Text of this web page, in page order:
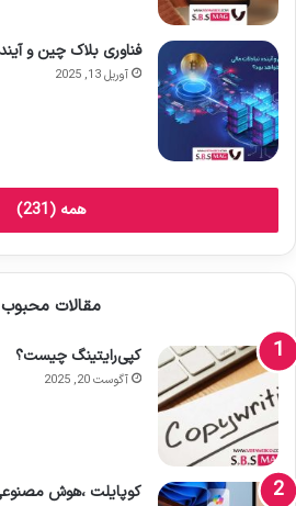
فناوری بلاک چین و
آوریل 13, 2025
همه (231)
مقالات محبوب
کپی‌رایتینگ چیست؟
آگوست 20, 2025
کوپایلت ،هوش